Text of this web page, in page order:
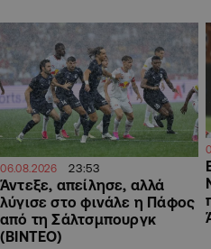
06.08.2026 23:53
Άντεξε, απείλησε, αλλά
λύγισε στο φινάλε η Πάφος
από τη Σάλτσμπουργκ
(BINTEO)